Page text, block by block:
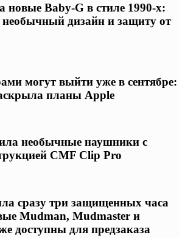
новые Baby-G в стиле 1990-х:
дизайн и защиту от
могут выйти уже в сентябре:
планы Apple
необычные наушники с
CMF Clip Pro
сразу три защищенных часа
Mudman, Mudmaster и
доступны для предзаказа